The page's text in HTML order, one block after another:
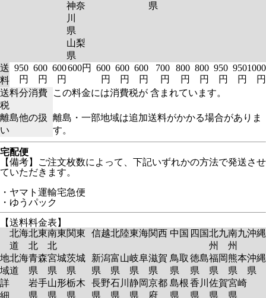
神奈
川
県
山梨
県
県
送
料
950
円
600
円
600
円
600円
600
円
600
円
600
円
700
円
800
円
800
円
950
円
950
円
1000
円
送料分消費
税
この料金には消費税が 含まれています。
離島他の扱
い
離島・一部地域は追加送料がかかる場合がありま
す。
宅配便
【備考】ご注文枚数によって、下記いずれかの方法で発送させ
ていただきます。
・ヤマト運輸宅急便
・ゆうパック
【送料料金表】
北海
道
北東
北
南東
北
関東 信越北陸東海関西 中国 四国北九
州
南九
州
沖縄
地
域
詳
細
北海
道
青森
県
岩手
県
宮城
県
山形
県
茨城
県
栃木
県
新潟
県
長野
県
富山
県
石川
県
岐阜
県
静岡
県
滋賀
県
京都
府
鳥取
県
島根
県
徳島
県
香川
県
福岡
県
佐賀
県
熊本
県
宮崎
県
沖縄
県